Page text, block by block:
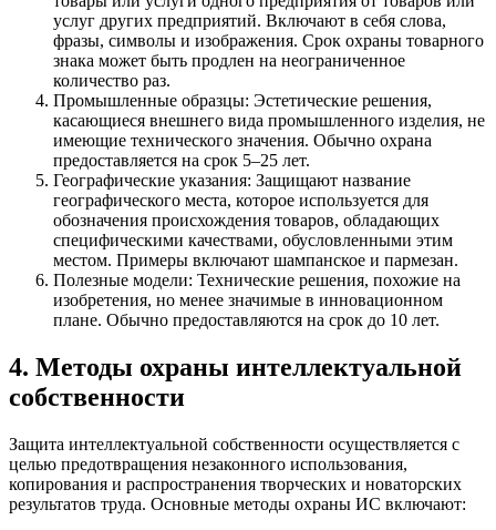
услуг других предприятий. Включают в себя слова,
фразы, символы и изображения. Срок охраны товарного
знака может быть продлен на неограниченное
количество раз.
Промышленные образцы: Эстетические решения,
касающиеся внешнего вида промышленного изделия, не
имеющие технического значения. Обычно охрана
предоставляется на срок 5–25 лет.
Географические указания: Защищают название
географического места, которое используется для
обозначения происхождения товаров, обладающих
специфическими качествами, обусловленными этим
местом. Примеры включают шампанское и пармезан.
Полезные модели: Технические решения, похожие на
изобретения, но менее значимые в инновационном
плане. Обычно предоставляются на срок до 10 лет.
4. Методы охраны интеллектуальной
собственности
Защита интеллектуальной собственности осуществляется с
целью предотвращения незаконного использования,
копирования и распространения творческих и новаторских
результатов труда. Основные методы охраны ИС включают: